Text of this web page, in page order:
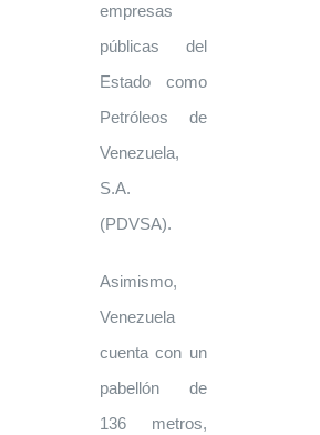
empresas
públicas del
Estado como
Petróleos de
Venezuela,
S.A.
(PDVSA).
Asimismo,
Venezuela
cuenta con un
pabellón de
136 metros,